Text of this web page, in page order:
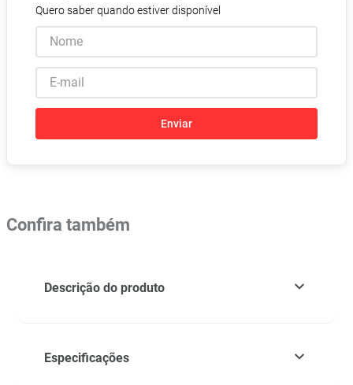
Quero saber quando estiver disponível
Enviar
Confira também
Descrição do produto
Especificações
9º Vitamina D
10 º